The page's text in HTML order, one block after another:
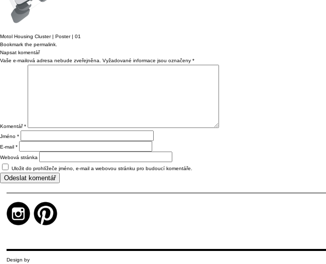
Motol Housing Cluster | Poster | 01
Bookmark the permalink
Napsat komentář
Vaše e-mailová adresa nebude zveřejněna.
Vyžadované informace jsou označeny *
Komentář*
Jméno *
E-mail *
Webová stránka
Uložit do prohlížeče jméno, e-mail a webovou stránku pro budoucí komentáře.
Design by